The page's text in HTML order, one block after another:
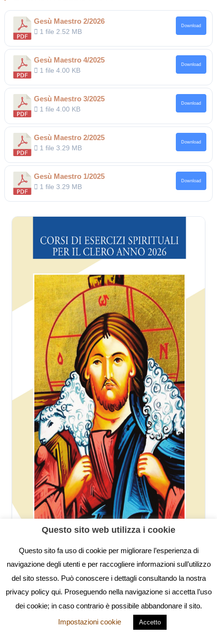
Gesù Maestro 2/2026
1 file 2.52 MB
Download
Gesù Maestro 4/2025
1 file4.00 KB
Download
Gesù Maestro 3/2025
1 file4.00 KB
Download
Gesù Maestro 2/2025
1 file3.29 MB
Download
Gesù Maestro 1/2025
1 file3.29 MB
Download
Esercizi Spirituali 2026
Questo sito web utilizza i cookie
Questo sito fa uso di cookie per migliorare l’esperienza di
navigazione degli utenti e per raccogliere informazioni sull’utilizzo
del sito stesso. Può conoscere i dettagli consultando la nostra
privacy policy qui. Proseguendo nella navigazione si accetta l’uso
dei cookie; in caso contrario è possibile abbandonare il sito.
Impostazioni cookie
Accetto